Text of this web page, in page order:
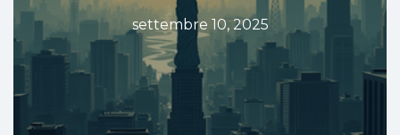
settembre 10, 2025